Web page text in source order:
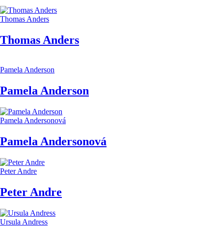
Thomas Anders
Thomas Anders
Pamela Anderson
Pamela Anderson
Pamela Andersonová
Pamela Andersonová
Peter Andre
Peter Andre
Ursula Andress